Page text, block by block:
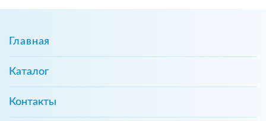
Главная
Каталог
Контакты